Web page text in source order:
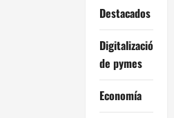
Destacados
Digitalización
de pymes
Economía